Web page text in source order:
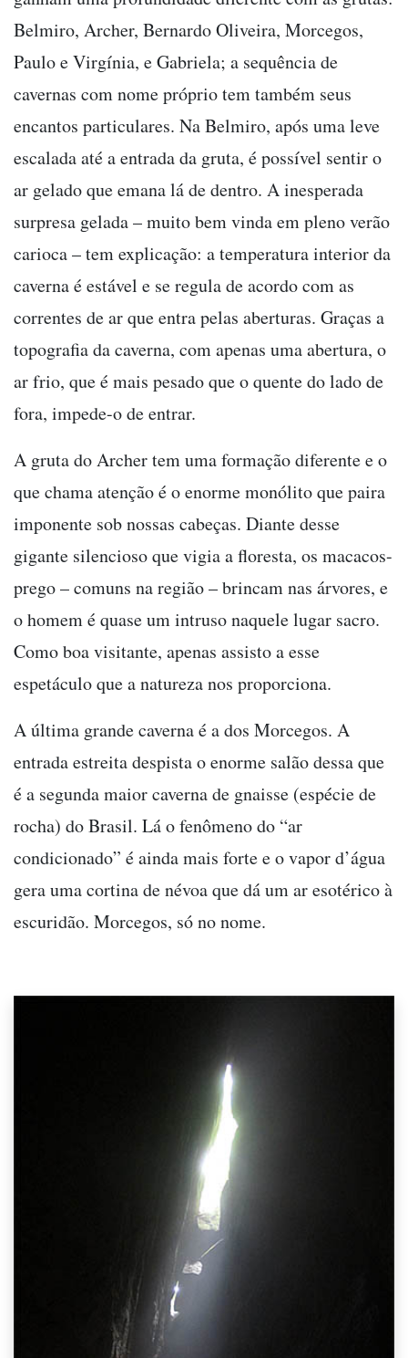
Belmiro, Archer, Bernardo Oliveira, Morcegos,
Paulo e Virgínia, e Gabriela; a sequência de
cavernas com nome próprio tem também seus
encantos particulares. Na Belmiro, após uma leve
escalada até a entrada da gruta, é possível sentir o
ar gelado que emana lá de dentro. A inesperada
surpresa gelada – muito bem vinda em pleno verão
carioca – tem explicação: a temperatura interior da
caverna é estável e se regula de acordo com as
correntes de ar que entra pelas aberturas. Graças a
topografia da caverna, com apenas uma abertura, o
ar frio, que é mais pesado que o quente do lado de
fora, impede-o de entrar.
A gruta do Archer tem uma formação diferente e o
que chama atenção é o enorme monólito que paira
imponente sob nossas cabeças. Diante desse
gigante silencioso que vigia a floresta, os macacos-
prego – comuns na região – brincam nas árvores, e
o homem é quase um intruso naquele lugar sacro.
Como boa visitante, apenas assisto a esse
espetáculo que a natureza nos proporciona.
A última grande caverna é a dos Morcegos. A
entrada estreita despista o enorme salão dessa que
é a segunda maior caverna de gnaisse (espécie de
rocha) do Brasil. Lá o fenômeno do “ar
condicionado” é ainda mais forte e o vapor d’água
gera uma cortina de névoa que dá um ar esotérico à
escuridão. Morcegos, só no nome.